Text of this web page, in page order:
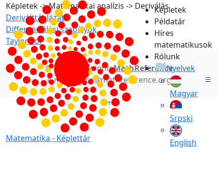
Matematika - Képlettár
Képletek
Példatár
Híres
matematikusok
Rólunk
Nyelvek
Magyar
Srpski
English
Képletek -> Matematikai analízis -> Deriválás
Deriválttáblázat
Differenciálási szabályok
Taylor-sor
© 2021 Copyright:MathReference
e-mail: office@mathreference.org